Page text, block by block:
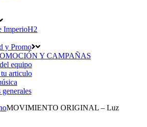
ImperioH2
y Promo
Y CAMPAÑAS
equipo
articulo
MOVIMIENTO ORIGINAL – Luz